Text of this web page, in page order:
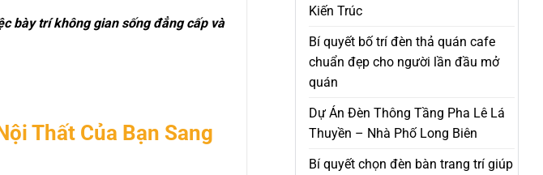
bày trí không gian sống đẳng cấp và
Thất Của Bạn Sang
Kiến Trúc
Bí quyết bố trí đèn thả quán cafe
chuẩn đẹp cho người lần đầu mở
quán
Dự Án Đèn Thông Tầng Pha Lê Lá
Thuyền – Nhà Phố Long Biên
Bí quyết chọn đèn bàn trang trí giúp